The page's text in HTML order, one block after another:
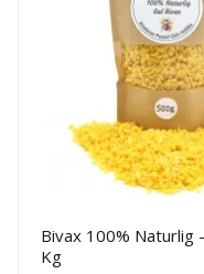
Bivax 100% Naturlig
Kg